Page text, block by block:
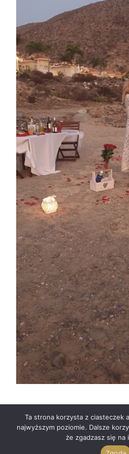
Ta strona korzysta z ciasteczek
najwyższym poziomie. Dalsze
że zgadzasz się na